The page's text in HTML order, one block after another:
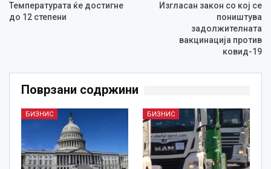
Температурата ќе достигне
до 12 степени
Изгласан закон со кој се
поништува
задолжителната
вакцинација против
ковид-19
Поврзани содржини
БИЗНИС БИЗНИС